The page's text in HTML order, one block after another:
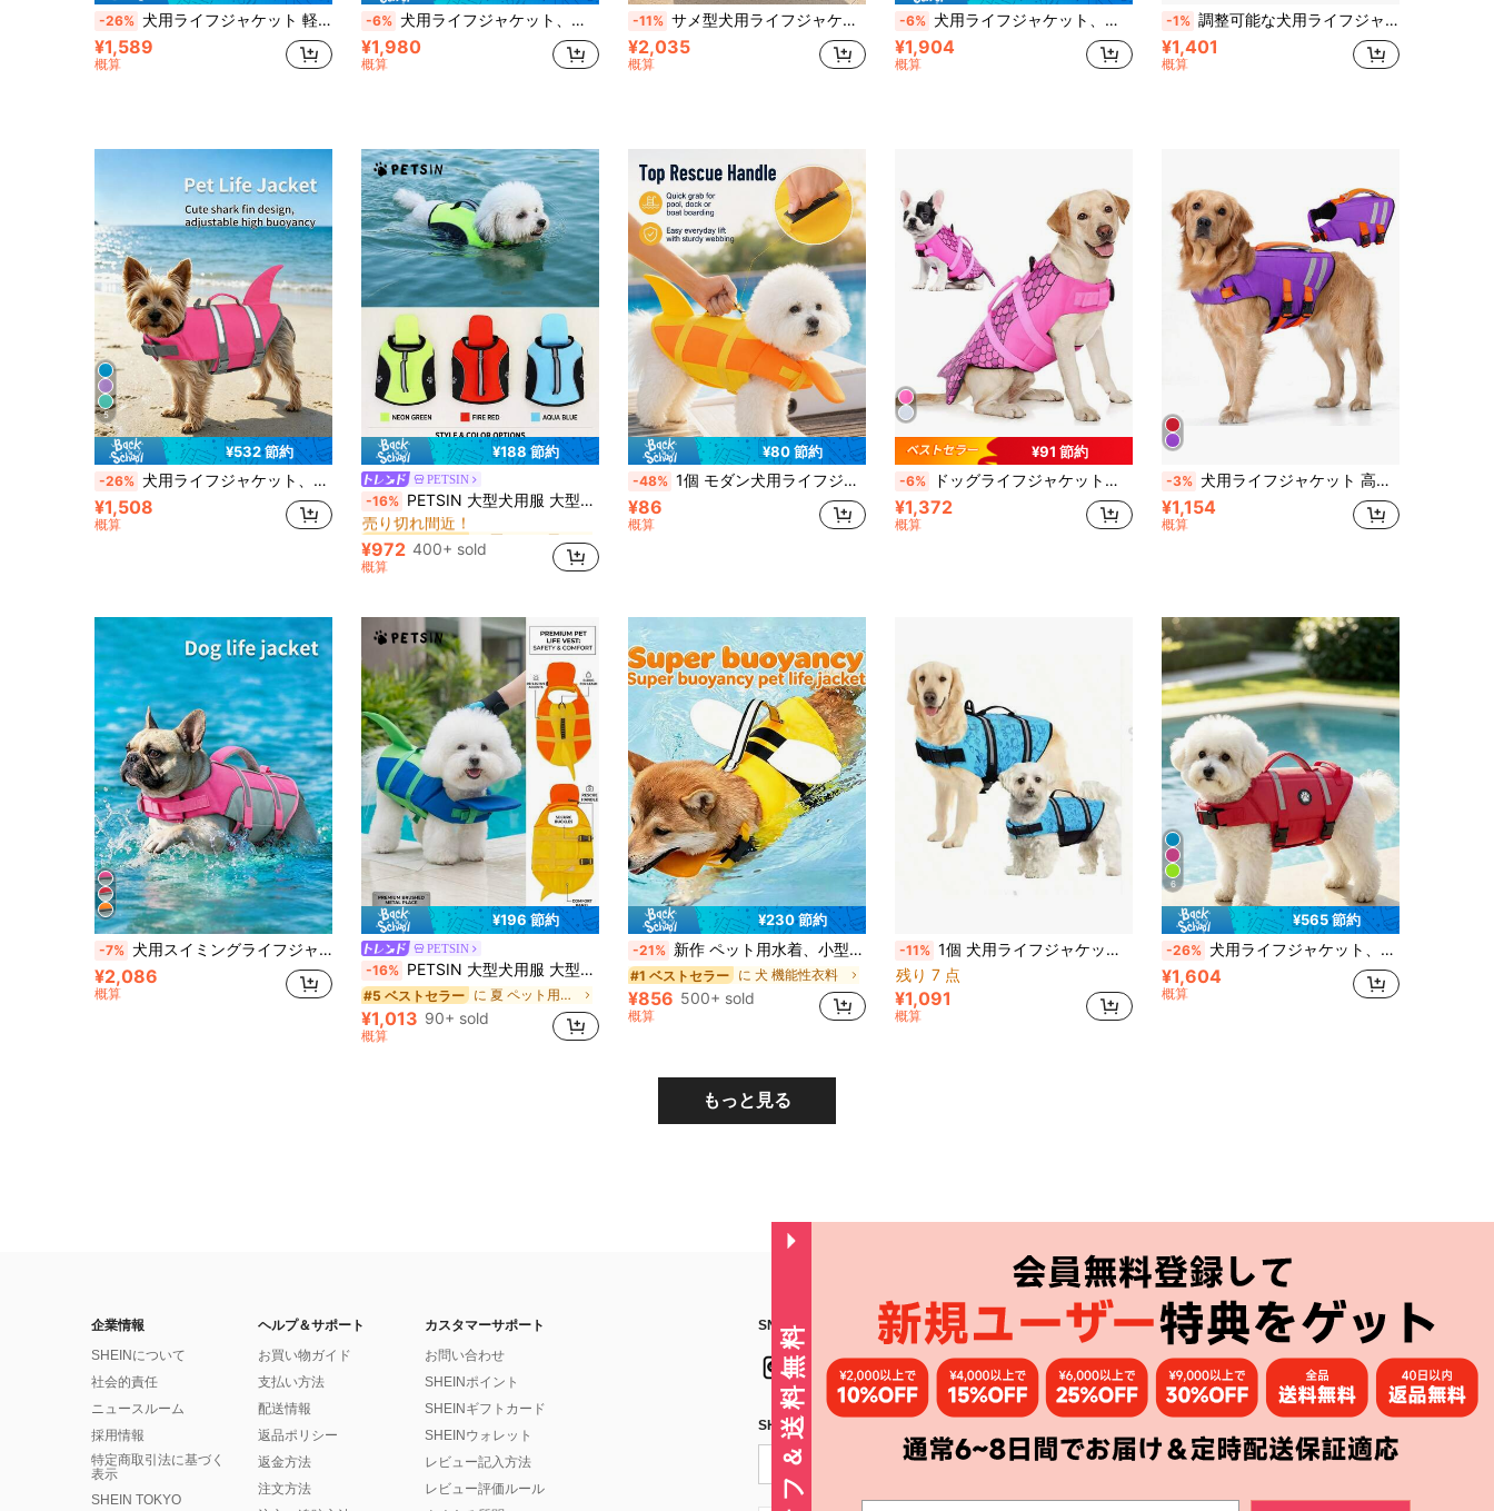
-26% 犬用ライフジャケット 軽量 浮力調整可能 レスキューハンドル付き 高視認性リフレクターデザイン 小型・中型犬向け 水泳・ボート用
¥1,589
概算
-6% 犬用ライフジャケット、高浮力小型犬用水着、反射材付き調整可能なライフベスト、高視認性、水泳、ボート、アウトドアスポーツに適しています
¥1,980
概算
-11% サメ型犬用ライフジャケット 高浮力 スイミングペットベスト ハンドル付き 小型・中型犬向け
¥2,035
概算
-6% 犬用ライフジャケット、高浮力で腹部調整可能、耐裂性と高視認性、水泳とボートに適し、小型犬用ライフベスト
¥1,904
概算
-1% 調整可能な犬用ライフジャケット、シャーク型高浮力レスキューハンドル付き、小型犬、中型犬、大型犬の水泳やボート遊びに適しています
¥1,401
概算
5
¥532 節約
-26% 犬用ライフジャケット、犬用スイミング浮力ベスト、水泳、プール、ボートに適しています。ハンドル付きの耐裂性高浮力犬用ライフジャケット、小型から中型犬向けに設計
¥1,508
概算
¥188 節約
PETSIN
-16% PETSIN 大型犬用服 大型犬用ライフジャケット ミニマリスト 子犬の肉球プリントグラフィック スポーツスタイル 軽量 薄手 夏用ビーチ水着、保護着、ヨーロッパやアメリカで使用可能、アウトドアウォーキング、リード、PET用ライフジャケット&水着に使用できます
#2 ベストセラー に 夏 ペット用ライフジャケットと水着
売り切れ間近！
#2 ベストセラー
売り切れ間近！
#2 ベストセラー
売り切れ間近！
#2 ベストセラー に 夏 ペット用ライフジャケットと水着
売り切れ間近！
¥972 400+ sold
概算
¥80 節約
-48% 1個 モダン犬用ライフジャケット、スムーズな浮力ナイロン素材、ユニセックス多機能ペット水泳ベスト、エレガントなコントラストカラーのパピー安全ベスト、サーフィン、ボート、湖ハイキング、キャンパストラベル、新学期シーズンのペット保護服に適しています
¥86
概算
¥91 節約
-6% ドッグライフジャケット、サメデザイン フローティングベスト 水泳 & ボート用、小型犬、中型犬、大型犬に適し、レスキューハンドル付き、高浮力
¥1,372
概算
-3% 犬用ライフジャケット 高浮力 犬用スイミングベスト 水泳・ボート遊び用 耐裂 反射材付き ペット用スイミングベスト 小型犬・中型犬・大型犬対応 プール浮遊スタイル 調整可能な犬用スイミング安全ベスト
¥1,154
概算
-7% 犬用スイミングライフジャケット、子犬用浮力ベスト ハンドル付き、高視認性 耐裂性素材、ボートやカヤックに適しています
¥2,086
概算
¥196 節約
PETSIN
-16% PETSIN 大型犬用服 大型犬用ライフジャケット ミニマリスト 子犬の肉球プリントグラフィック スポーツスタイル 軽量 薄手 夏用ビーチ水着、保護着、ヨーロッパやアメリカで使用可能、アウトドアウォーキング、リード、PET用ライフジャケット&水着に使えます
#5 ベストセラー に 夏 ペット用ライフジャケットと水着
¥1,013 90+ sold
概算
¥230 節約
-21% 新作 ペット用水着、小型/中型ペット用高浮力、屋外プールで使用可能
#1 ベストセラー に 犬 機能性衣料
¥856 500+ sold
概算
-11% 1個 犬用ライフジャケット、調整可能な胸囲と首囲、破れにくい設計、小型犬・中型犬に適し、ボート、水泳、その他の用途に適し、高い浮力性能、持ち運び可能なハンドルとDリング付き
残り 7 点
¥1,091
概算
6
¥565 節約
-26% 犬用ライフジャケット、軽量調整可能な浮力ベスト、レスキューハンドル付き、高視認性反射デザイン、小型・中型犬のスイミングとボートに適しています
¥1,604
概算
もっと見る
企業情報
SHEINについて
社会的責任
ニュースルーム
採用情報
特定商取引法に基づく
表示
SHEIN TOKYO
ヘルプ＆サポート
お買い物ガイド
支払い方法
配送情報
返品ポリシー
返金方法
注文方法
カスタマーサポート
お問い合わせ
SHEINポイント
SHEINギフトカード
SHEINウォレット
レビュー記入方法
レビュー評価ルール
SNSフォローはこちら： アプリ
SHEIN STYLE NEWSを購読する
購読